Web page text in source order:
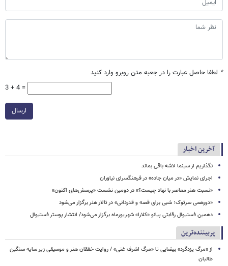
* لطفا حاصل عبارت را در جعبه متن روبرو وارد کنید
3 + 4 =
ارسال
آخرین اخبار
نگذاریم از سینما لاشه باقی بماند
اجرای نمایش «در میان جاده» در فرهنگسرای نیاوران
«نسبت هنر معاصر با نهاد چیست؟» در دومین نشست «پرسش‌های اکنون»
«دورهمی سرتوک؛ شبی برای قصه و قدردانی» در تالار هنر برگزار می‌شود
دهمین فستیوال رقابتی پیانو «کلارا» شهریورماه برگزار می‌شود/ انتشار پوستر فستیوال
پربیننده‌ترین
از «مرگ یزدگرد» بیضایی تا «مرگ اشرف غنی» / روایت خفقان هنر و موسیقی زیر سایه سنگین
طالبان